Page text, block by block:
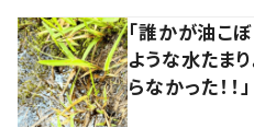
「誰かが油こ
ような水たま
らなかった！！